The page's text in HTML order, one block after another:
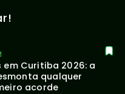
em Curitiba 2026: a
qualquer
acorde